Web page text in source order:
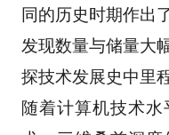
同的历史时期作出
发现数量与储量大
探技术发展史中里
随着计算机技术